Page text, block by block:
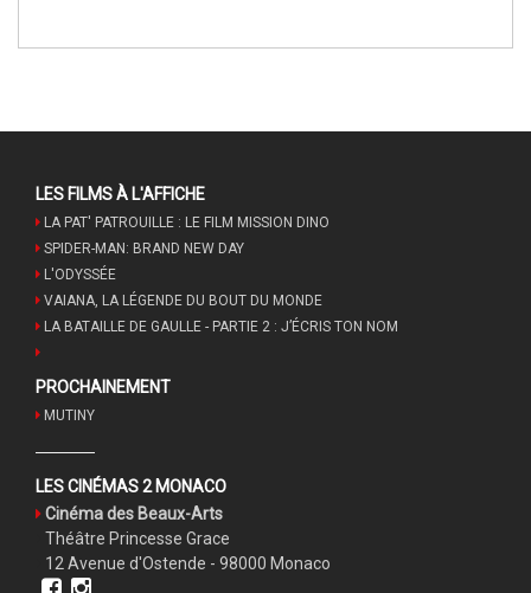
LES FILMS À L'AFFICHE
LA PAT' PATROUILLE : LE FILM MISSION DINO
SPIDER-MAN: BRAND NEW DAY
L'ODYSSÉE
VAIANA, LA LÉGENDE DU BOUT DU MONDE
LA BATAILLE DE GAULLE - PARTIE 2 : J’ÉCRIS TON NOM
PROCHAINEMENT
MUTINY
LES CINÉMAS 2 MONACO
Cinéma des Beaux-Arts
Théâtre Princesse Grace
12 Avenue d'Ostende - 98000 Monaco